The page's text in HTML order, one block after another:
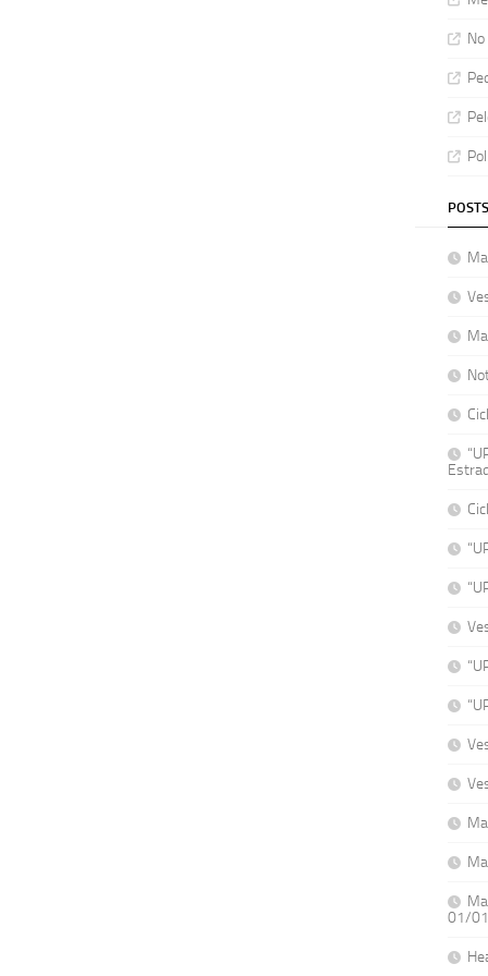
01/